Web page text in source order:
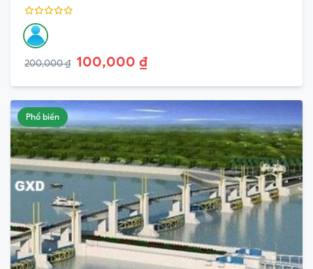
200,000 ₫ 100,000 ₫
Phổ biến